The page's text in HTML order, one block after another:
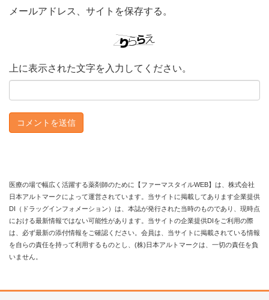
メールアドレス、サイトを保存する。
上に表示された文字を入力してください。
医療の場で幅広く活躍する薬剤師のために【ファーマスタイルWEB】は、株式会社
日本アルトマークによって運営されています。当サイトに掲載してあります企業提供
DI（ドラッグインフォメーション）は、本誌が発行された当時のものであり、現時点
における最新情報ではない可能性があります。当サイトの企業提供DIをご利用の際
は、必ず最新の添付情報をご確認ください。会員は、当サイトに掲載されている情報
を自らの責任を持って利用するものとし、(株)日本アルトマークは、一切の責任を負
いません。